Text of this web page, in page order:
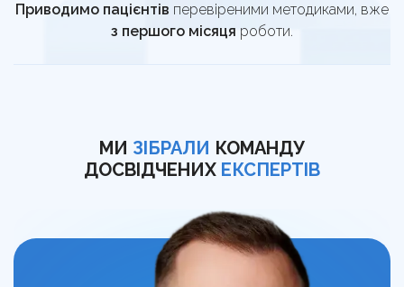
Приводимо пацієнтів перевіреними методиками, вже
з першого місяця роботи.
МИ ЗІБРАЛИ КОМАНДУ
ДОСВІДЧЕНИХ ЕКСПЕРТІВ